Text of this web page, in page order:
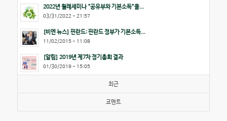
2022년 월례세미나 “공유부와 기본소득”을...
03/31/2022 - 21:57
[비엔 뉴스] 핀란드: 핀란드 정부가 기본소득...
11/02/2015 - 11:08
[알림] 2019년 제7차 정기총회 결과
01/30/2019 - 15:05
최근
코멘트